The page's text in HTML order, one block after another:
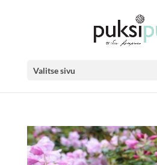
Valitse sivu